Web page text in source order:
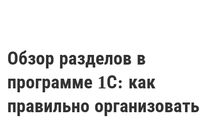
Обзор разделов в
программе 1С: как
правильно организовать